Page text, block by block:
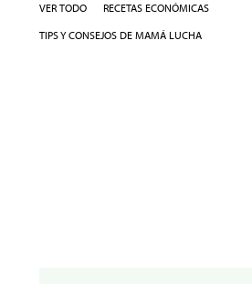
VER TODO
RECETAS ECONÓMICAS
TIPS Y CONSEJOS DE MAMÁ LUCHA